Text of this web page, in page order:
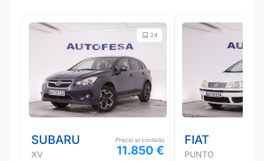
24
SUBARU
XV
Precio al contado
11.850 €
FIAT
PUNTO